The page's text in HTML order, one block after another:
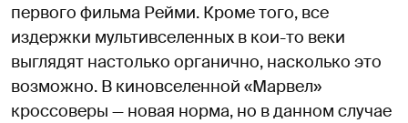
первого фильма Рейми. Кроме того, все
издержки мультивселенных в кои-то веки
выглядят настолько органично, насколько это
возможно. В киновселенной «Марвел»
кроссоверы — новая норма, но в данном случае